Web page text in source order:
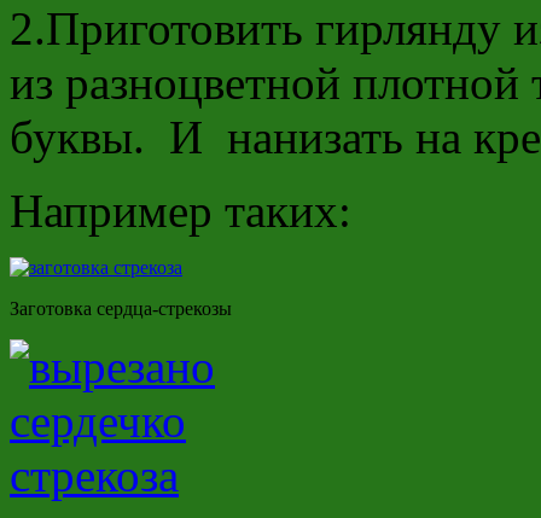
2.Приготовить гирлянду
из разноцветной
буквы. И нанизать на
Например таких:
Заготовка сердца-стрекозы